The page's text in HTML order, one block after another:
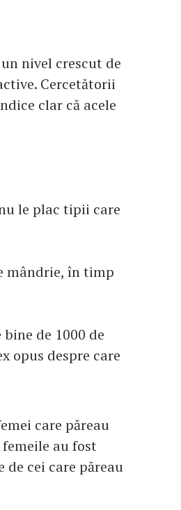
nivel crescut de
Cercetătorii
clar că acele
le plac tipii care
mândrie, în timp
de 1000 de
opus despre care
care păreau
au fost
cei care păreau